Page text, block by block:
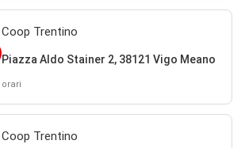
Coop Trentino
Piazza Aldo Stainer 2, 38121 Vigo Meano
orari
Coop Trentino